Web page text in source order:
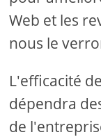
Web et les
nous le
L'efficacité
dépendra
de